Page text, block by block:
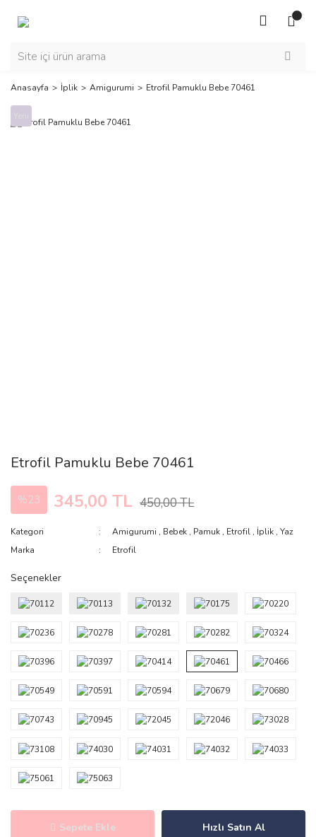
Anasayfa İplik Amigurumi Etrofil Pamuklu Bebe 70461
Etrofil Pamuklu Bebe 70461
%23 345,00 TL 450,00 TL
Kategori Amigurumi , Bebek , Pamuk , Etrofil, İplik ,Yaz
Marka
Etrofil
Seçenekler
Sepete Ekle Hızlı Satın Al